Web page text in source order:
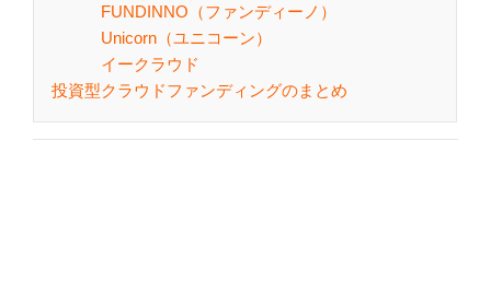
FUNDINNO（ファンディーノ）
Unicorn（ユニコーン）
イークラウド
投資型クラウドファンディングのまとめ